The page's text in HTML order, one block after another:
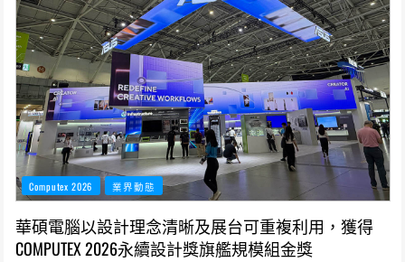
Computex 2026 業界動態
華碩電腦以設計理念清晰及展台可重複利用，獲得
COMPUTEX 2026永續設計獎旗艦規模組金獎